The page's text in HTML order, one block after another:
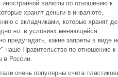
валюты по отношению к
хранят деньги в инвалюте,
с вкладчиками, которые хранят
но: в условиях меняющейся
предугадать, какие запреты в виде
наше Правительство по отношению к
в России.
очень популярны счета